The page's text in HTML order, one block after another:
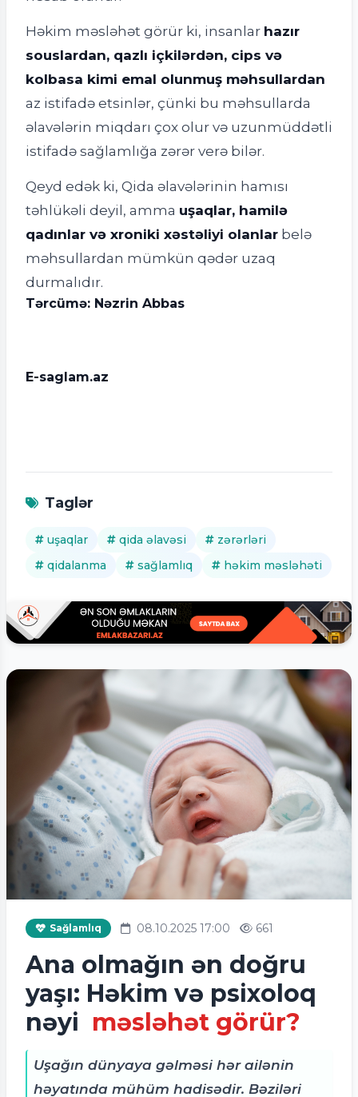
Həkim məsləhət görür ki, insanlar hazır
souslardan, qazlı içkilərdən, cips və
kolbasa kimi emal olunmuş məhsullardan
az istifadə etsinlər, çünki bu məhsullarda
əlavələrin miqdarı çox olur və uzunmüddətli
istifadə sağlamlığa zərər verə bilər.
Qeyd edək ki, Qida əlavələrinin hamısı
təhlükəli deyil, amma uşaqlar, hamilə
qadınlar və xroniki xəstəliyi olanlar belə
məhsullardan mümkün qədər uzaq
durmalıdır.
Tərcümə: Nəzrin Abbas
E-saglam.az
Taglər
uşaqlar qida əlavəsi
zərərləri
qidalanma
sağlamlıq həkim məsləhəti
Sağlamlıq 08.10.2025 17:00 661
Ana olmağın ən doğru
yaşı: Həkim və psixoloq
nəyi məsləhət görür?
Uşağın dünyaya gəlməsi hər ailənin
həyatında mühüm hadisədir. Bəziləri